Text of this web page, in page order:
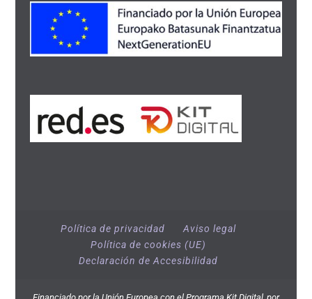
Política de privacidad
Aviso legal
Política de cookies (UE)
Declaración de Accesibilidad